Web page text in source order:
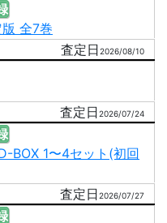
全7巻
2026/08/10
2026/07/24
BOX 1〜4セット(初回
2026/07/27